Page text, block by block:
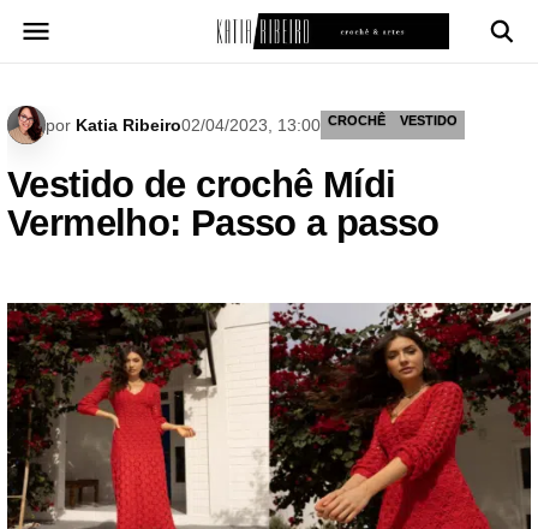
para
por Katia Ribeiro02/04/2023, 13:00 CROCHÊ VESTIDO
Vestido de crochê Mídi
Vermelho: Passo a passo